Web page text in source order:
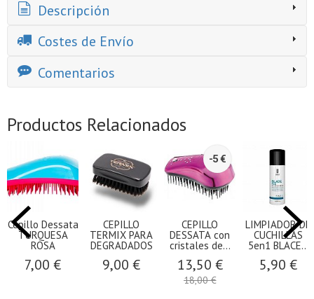
Descripción
Costes de Envío
Comentarios
Productos Relacionados
Cepillo Dessata
TURQUESA
ROSA
7,00 €
CEPILLO
TERMIX PARA
DEGRADADOS
9,00 €
-5 €
CEPILLO
DESSATA con
cristales de...
13,50 €
18,00 €
LIMPIADOR DE
CUCHILLAS
5en1 BLACE...
5,90 €